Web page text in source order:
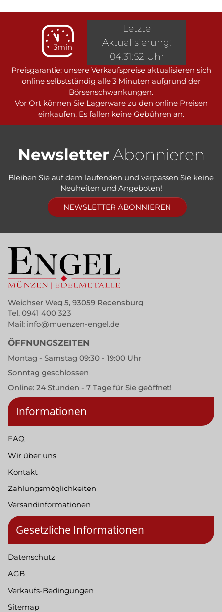
3min
Preisgarantie: unsere Verkaufspreise aktualisieren sich
online selbstständig alle 3 Minuten aufgrund der
Börsenschwankungen.
Vor Ort können Sie Lagerware zu den online Preisen
einkaufen. Es fallen keine Gebühren an.
Letzte
Aktualisierung:
04:31:52 Uhr
Newsletter Abonnieren
Bleiben Sie auf dem laufenden und verpassen Sie keine
Neuheiten und Angeboten!
NEWSLETTER ABONNIEREN
Weichser Weg 5, 93059 Regensburg
Tel. 0941 400 323
Mail: info@muenzen-engel.de
ÖFFNUNGSZEITEN
Montag - Samstag 09:30 - 19:00 Uhr
Sonntag geschlossen
Online: 24 Stunden - 7 Tage für Sie geöffnet!
Informationen
FAQ
Wir über uns
Kontakt
Zahlungsmöglichkeiten
Versandinformationen
Gesetzliche Informationen
Datenschutz
AGB
Verkaufs-Bedingungen
Sitemap